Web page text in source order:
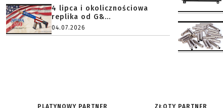
4 lipca i okolicznościowa
replika od G&...
04.07.2026